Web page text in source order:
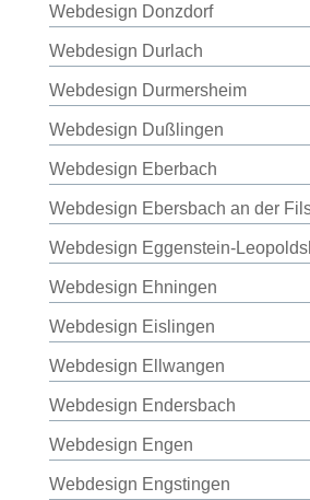
Webdesign Donzdorf
Webdesign Durlach
Webdesign Durmersheim
Webdesign Dußlingen
Webdesign Eberbach
Webdesign Ebersbach an der
Webdesign Eggenstein-
Webdesign Ehningen
Webdesign Eislingen
Webdesign Ellwangen
Webdesign Endersbach
Webdesign Engen
Webdesign Engstingen